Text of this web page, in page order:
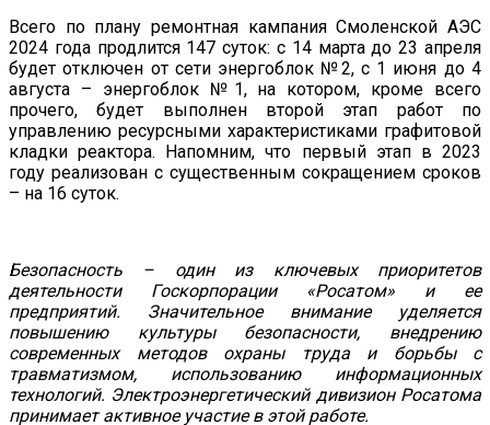
Всего по плану ремонтная кампания Смоленской АЭС
2024 года продлится 147 суток: с 14 марта до 23 апреля
будет отключен от сети энергоблок №2, с 1 июня до 4
августа – энергоблок №1, на котором, кроме всего
прочего, будет выполнен второй этап работ по
управлению ресурсными характеристиками графитовой
кладки реактора. Напомним, что первый этап в 2023
году реализован с существенным сокращением сроков
– на 16 суток.
Безопасность – один из ключевых приоритетов
деятельности Госкорпорации «Росатом» и ее
предприятий. Значительное внимание уделяется
повышению культуры безопасности, внедрению
современных методов охраны труда и борьбы с
травматизмом, использованию информационных
технологий. Электроэнергетический дивизион Росатома
принимает активное участие в этой работе.